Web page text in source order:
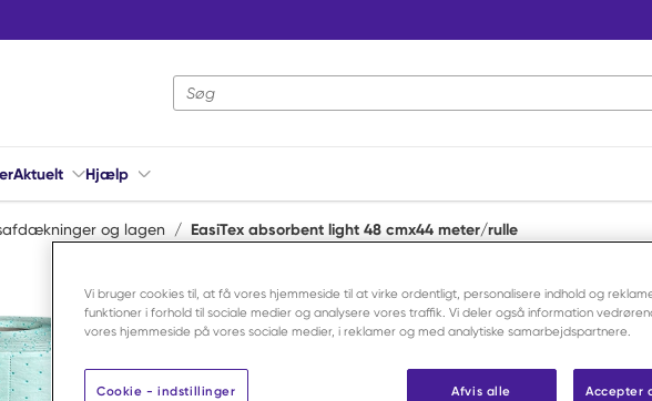
Webstedssøgning
Aktuelt Hjælp
og lagen / EasiTex absorbent light 48 cmx44 meter/rulle
EasiTex
EasiTex
meter/rulle
Vi bruger cookies til, at få vores hjemmeside til at virke ordentligt, personalisere indhold og
funktioner i forhold til sociale medier og analysere vores traffik. Vi deler også information
vores hjemmeside på vores sociale medier, i reklamer og med analytiske samarbejdspartnere.
Afvis alle Accepter
Cookie - indstillinger